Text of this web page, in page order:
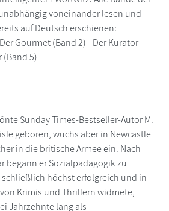
voneinander lesen und
auf Deutsch erschienen:
Gourmet (Band 2) - Der Kurator
(Band 5)
Sunday Times-Bestseller-Autor M.
geboren, wuchs aber in Newcastle
in die britische Armee ein. Nach
begann er Sozialpädagogik zu
höchst erfolgreich und in
Krimis und Thrillern widmete,
Jahrzehnte lang als